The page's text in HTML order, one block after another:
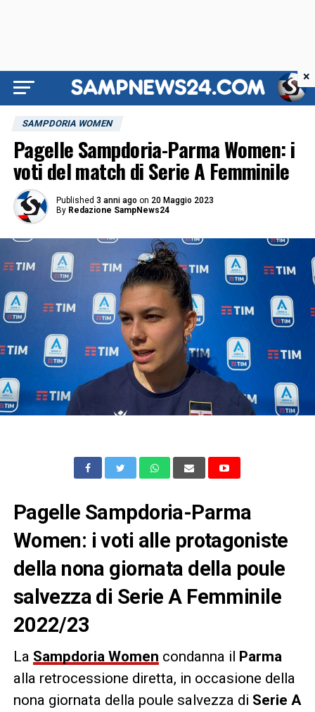
SAMPDORIA WOMEN
Pagelle Sampdoria-Parma Women: i
voti del match di Serie A Femminile
Published 3 anni ago on 20 Maggio 2023
By Redazione SampNews24
Pagelle Sampdoria-Parma
Women: i voti alle protagoniste
della nona giornata della poule
salvezza di Serie A Femminile
2022/23
La Sampdoria Women condanna il Parma
alla retrocessione diretta, in occasione della
nona giornata della poule salvezza di Serie A
×